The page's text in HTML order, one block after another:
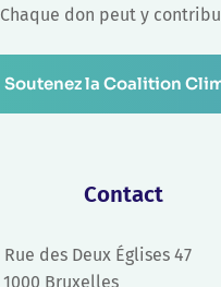
Chaque don peut y
Soutenez la Coalition
Contact
Rue des Deux Églises 47
1000 Bruxelles